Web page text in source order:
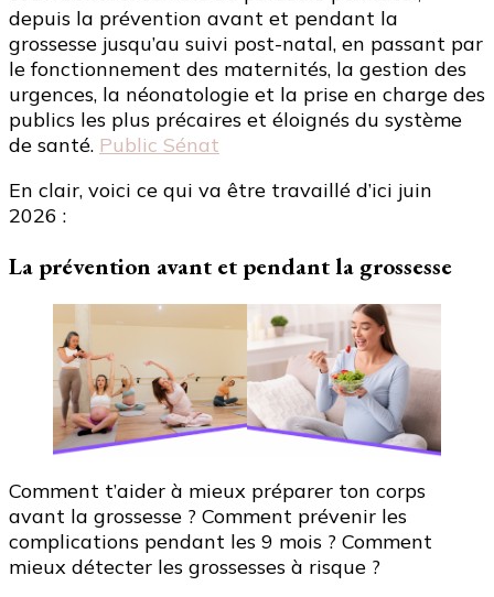
depuis la prévention avant et pendant la
grossesse jusqu’au suivi post-natal, en passant par
le fonctionnement des maternités, la gestion des
urgences, la néonatologie et la prise en charge des
publics les plus précaires et éloignés du système
de santé. Public Sénat
En clair, voici ce qui va être travaillé d’ici juin
2026 :
La prévention avant et pendant la grossesse
Comment t’aider à mieux préparer ton corps
avant la grossesse ? Comment prévenir les
complications pendant les 9 mois ? Comment
mieux détecter les grossesses à risque ?